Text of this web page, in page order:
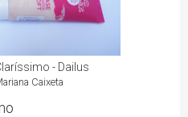
- Dailus
Caixeta